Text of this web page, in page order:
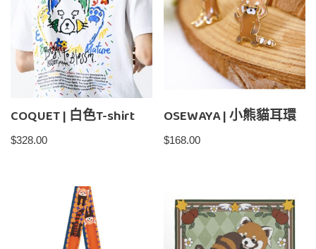
COQUET | 白色T-shirt
$328.00
OSEWAYA | 小熊貓耳環
$168.00